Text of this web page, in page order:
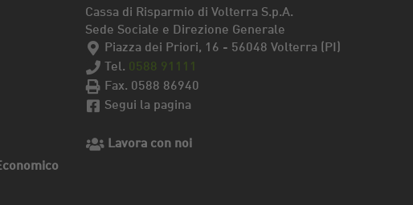
Cassa di Risparmio di Volterra S.p.A.
Sede Sociale e Direzione Generale
Piazza dei Priori, 16 - 56048 Volterra (PI)
Tel. 0588 91111
Fax. 0588 86940
Segui la pagina
Lavora con noi